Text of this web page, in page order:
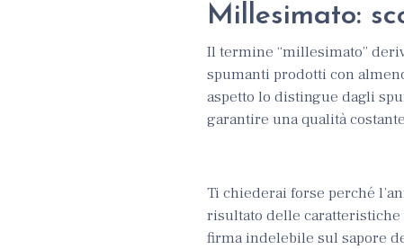
Millesimato:
Il termine “millesimato”
spumanti prodotti con
aspetto lo distingue dagli
garantire una qualità
Ti chiederai forse perché
risultato delle caratteristiche
firma indelebile sul sapore